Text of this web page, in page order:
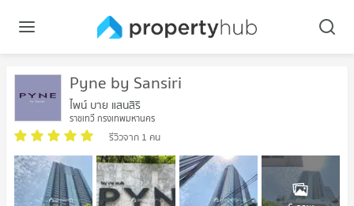
Pyne by Sansiri
ไพน์ บาย แสนสิริ
ราชเทวี กรุงเทพมหานคร
รีวิวจาก 1 คน